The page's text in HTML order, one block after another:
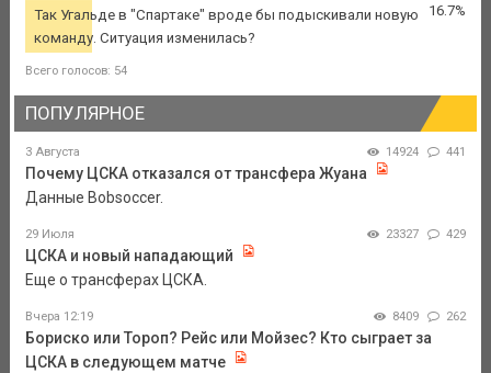
Так Угальде в "Спартаке" вроде бы подыскивали новую
команду. Ситуация изменилась?
16.7%
Всего голосов: 54
ПОПУЛЯРНОЕ
3 Августа 14924 441
Почему ЦСКА отказался от трансфера Жуана
Данные Bobsoccer.
29 Июля 23327 429
ЦСКА и новый нападающий
Еще о трансферах ЦСКА.
Вчера 12:19 8409 262
Бориско или Тороп? Рейс или Мойзес? Кто сыграет за
ЦСКА в следующем матче